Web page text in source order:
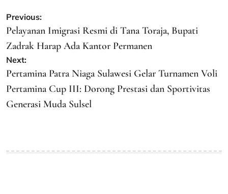
Post
navigation
Previous:
Pelayanan Imigrasi Resmi di Tana Toraja, Bupati
Zadrak Harap Ada Kantor Permanen
Next:
Pertamina Patra Niaga Sulawesi Gelar Turnamen Voli
Pertamina Cup III: Dorong Prestasi dan Sportivitas
Generasi Muda Sulsel